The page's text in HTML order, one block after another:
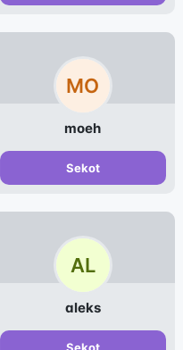
MO
moeh
Sekot
AL
aleks